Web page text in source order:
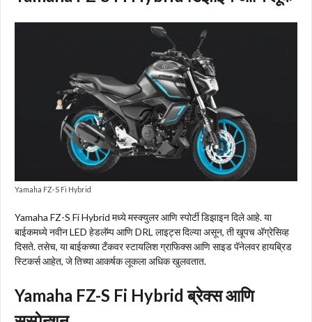
Yamaha FZ-S Fi Hybrid
Yamaha FZ-S Fi Hybrid मध्ये मस्क्युलर आणि स्पोर्टी डिझाइन दिले आहे. या
बाईकमध्ये नवीन LED हेडलॅम्प आणि DRL लाइट्स दिल्या असून, ती खूपच अ‍ॅग्रेसिव्ह
दिसते. तसेच, या बाईकच्या टँकवर स्टायलिश ग्राफिक्स आणि साइड पॅनेलवर हायब्रिड
स्टिकर्स आहेत, जे तिच्या आकर्षक लूकला अधिक खुलवतात.
Yamaha FZ-S Fi Hybrid ब्रेक्स आणि